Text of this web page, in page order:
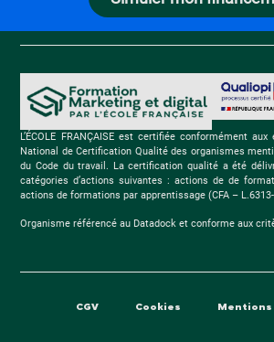
L’ÉCOLE FRANÇAISE est certifiée conformément
National de Certification Qualité des organismes
du Code du travail. La certification qualité a été
catégories d’actions suivantes : actions de de
actions de formations par apprentissage (CFA – L.6313-
Organisme référencé au Datadock et conforme aux
CGV Cookies Mentions